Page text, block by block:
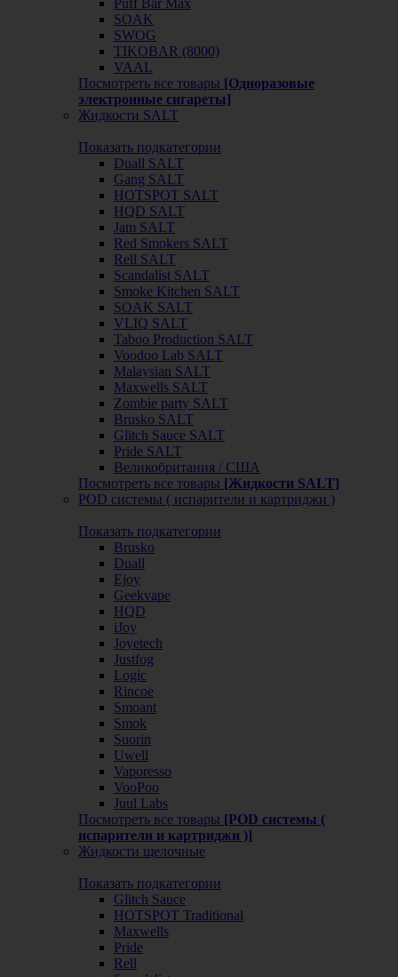
SOAK
SWOG
TIKOBAR (8000)
VAAL
Посмотреть все товары [Одноразовые
электронные сигареты]
Жидкости SALT
Показать подкатегории
Duall SALT
Gang SALT
HOTSPOT SALT
HQD SALT
Jam SALT
Red Smokers SALT
Rell SALT
Scandalist SALT
Smoke Kitchen SALT
SOAK SALT
VLIQ SALT
Taboo Production SALT
Voodoo Lab SALT
Malaysian SALT
Maxwells SALT
Zombie party SALT
Brusko SALT
Glitch Sauce SALT
Pride SALT
Великобритания / США
Посмотреть все товары [Жидкости SALT]
POD системы ( испарители и картриджи )
Показать подкатегории
Brusko
Duall
Ejoy
Geekvape
HQD
iJoy
Joyetech
Justfog
Logic
Rincoe
Smoant
Smok
Suorin
Uwell
Vaporesso
VooPoo
Juul Labs
Посмотреть все товары [POD системы (
испарители и картриджи )]
Жидкости щелочные
Показать подкатегории
Glitch Sauce
HOTSPOT Traditional
Maxwells
Pride
Rell